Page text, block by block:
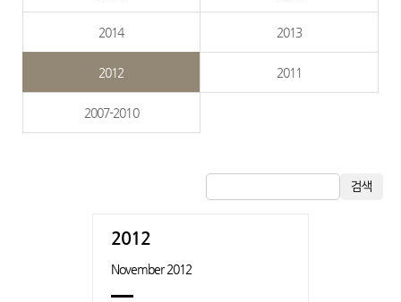
2014 2013
2012 2011
2007-2010
검색
2012
November 2012